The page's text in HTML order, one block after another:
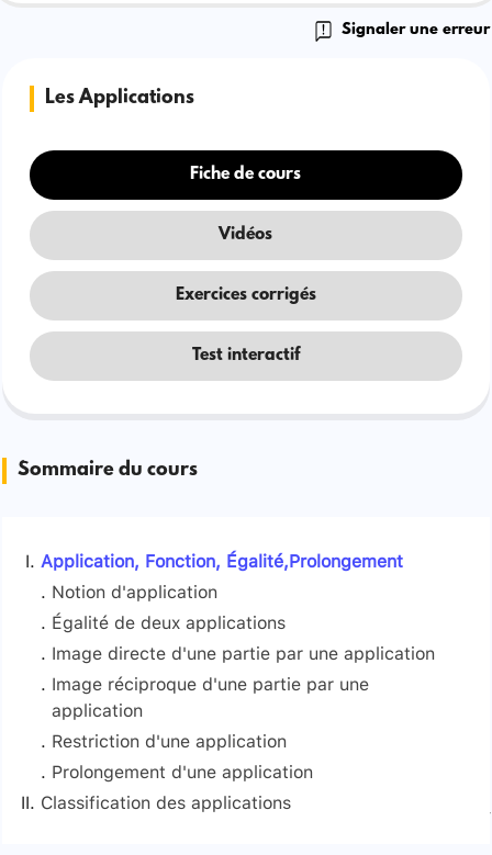
Signaler une erreur
Les Applications
Fiche de cours
Vidéos
Exercices corrigés
Test interactif
Sommaire du cours
Application, Fonction, Égalité,Prolongement
Notion d'application
Égalité de deux applications
Image directe d'une partie par une application
Image réciproque d'une partie par une
application
Restriction d'une application
Prolongement d'une application
Classification des applications